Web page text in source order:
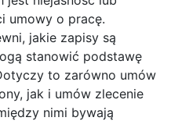
umowy o pracę.
jakie zapisy są
stanowić podstawę
to zarówno umów
jak i umów zlecenie
nimi bywają